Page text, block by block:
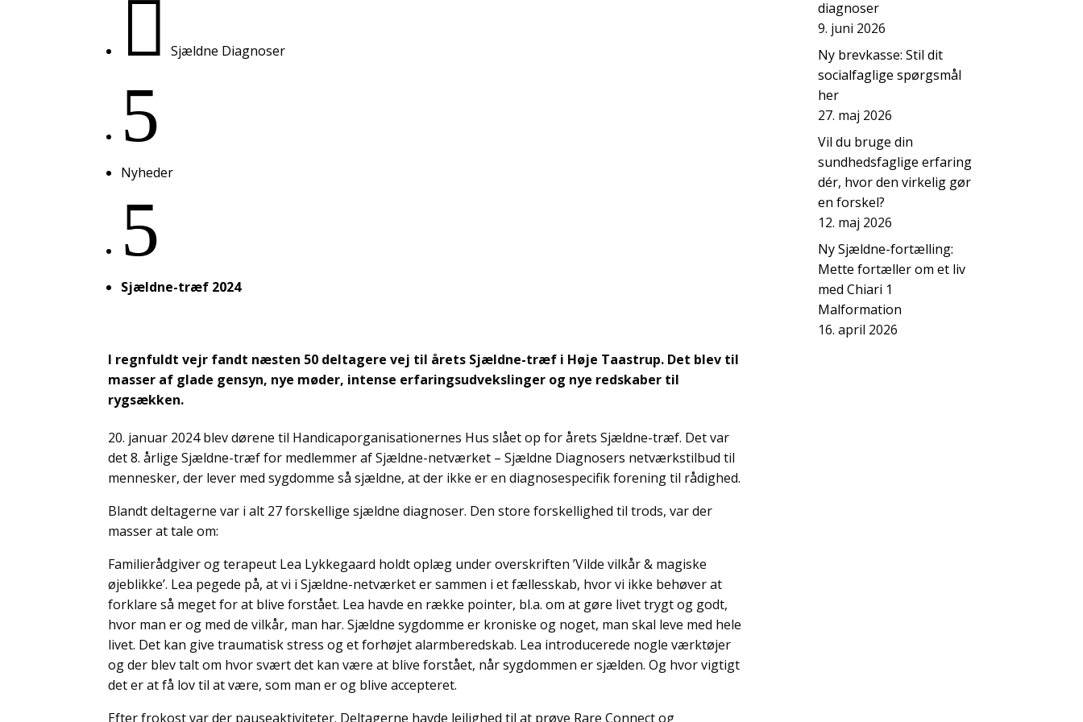
 Sjældne Diagnoser
5
Nyheder
5
Sjældne-træf 2024
I regnfuldt vejr fandt næsten 50 deltagere vej til årets Sjældne-træf i Høje Taastrup. Det blev til
masser af glade gensyn, nye møder, intense erfaringsudvekslinger og nye redskaber til
rygsækken.
20. januar 2024 blev dørene til Handicaporganisationernes Hus slået op for årets Sjældne-træf. Det var
det 8. årlige Sjældne-træf for medlemmer af Sjældne-netværket – Sjældne Diagnosers netværkstilbud til
mennesker, der lever med sygdomme så sjældne, at der ikke er en diagnosespecifik forening til rådighed.
Blandt deltagerne var i alt 27 forskellige sjældne diagnoser. Den store forskellighed til trods, var der
masser at tale om:
Familierådgiver og terapeut Lea Lykkegaard holdt oplæg under overskriften ’Vilde vilkår & magiske
øjeblikke’. Lea pegede på, at vi i Sjældne-netværket er sammen i et fællesskab, hvor vi ikke behøver at
forklare så meget for at blive forstået. Lea havde en række pointer, bl.a. om at gøre livet trygt og godt,
hvor man er og med de vilkår, man har. Sjældne sygdomme er kroniske og noget, man skal leve med hele
livet. Det kan give traumatisk stress og et forhøjet alarmberedskab. Lea introducerede nogle værktøjer
og der blev talt om hvor svært det kan være at blive forstået, når sygdommen er sjælden. Og hvor vigtigt
det er at få lov til at være, som man er og blive accepteret.
Efter frokost var der pauseaktiviteter. Deltagerne havde lejlighed til at prøve Rare Connect og
diagnoser
9. juni 2026
Ny brevkasse: Stil dit
socialfaglige spørgsmål
her
27. maj 2026
Vil du bruge din
sundhedsfaglige erfaring
dér, hvor den virkelig gør
en forskel?
12. maj 2026
Ny Sjældne-fortælling:
Mette fortæller om et liv
med Chiari 1
Malformation
16. april 2026